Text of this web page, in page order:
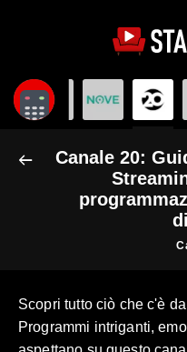
Canale 20:
Scopri tutto ciò che c'è
Programmi intriganti,